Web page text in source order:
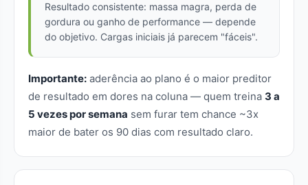
Resultado consistente: massa magra, perda de
gordura ou ganho de performance — depende
do objetivo. Cargas iniciais já parecem "fáceis".
Importante: aderência ao plano é o maior preditor
de resultado em dores na coluna — quem treina 3 a
5 vezes por semana sem furar tem chance ~3x
maior de bater os 90 dias com resultado claro.